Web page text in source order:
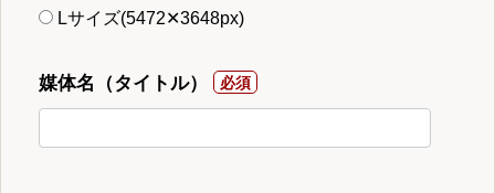
Lサイズ(5472✕3648px)
媒体名（タイトル）